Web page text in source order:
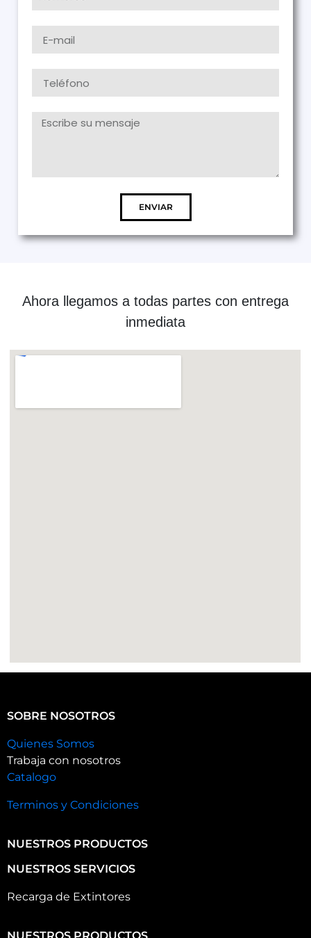
ENVIAR
Ahora llegamos a todas partes con entrega
inmediata
SOBRE NOSOTROS
Quienes Somos
Trabaja con nosotros
Catalogo
Terminos y Condiciones
NUESTROS PRODUCTOS
NUESTROS SERVICIOS
Recarga de Extintores